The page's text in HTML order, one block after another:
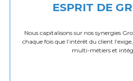
ESPRIT DE
Nous capitalisons sur nos synergies
chaque fois que l’intérêt du client
multi-métiers et